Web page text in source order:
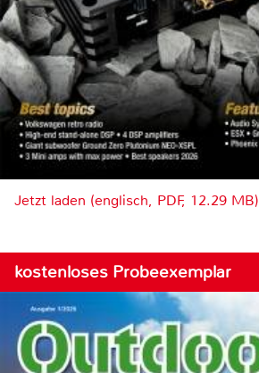
Jetzt laden (englisch, PDF, 12.29 MB)
kostenloses Probeexemplar